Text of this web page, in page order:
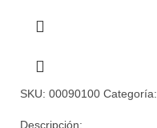
SKU: 00090100 Categoría:
Descripción: